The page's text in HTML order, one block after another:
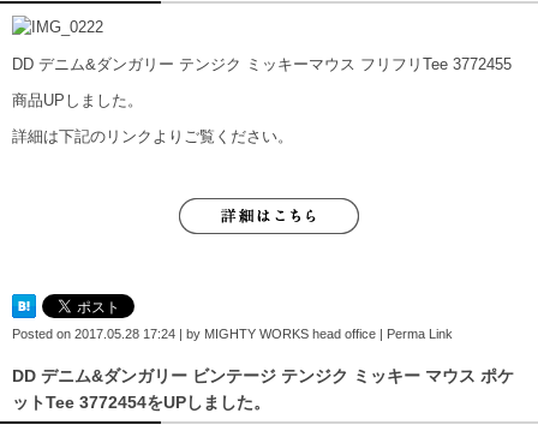
DD デニム&ダンガリー テンジク ミッキーマウス フリフリTee 3772455
商品UPしました。
詳細は下記のリンクよりご覧ください。
Posted on 2017.05.28 17:24 | by MIGHTY WORKS head office | Perma Link
DD デニム&ダンガリー ビンテージ テンジク ミッキー マウス ポケ
ットTee 3772454をUPしました。